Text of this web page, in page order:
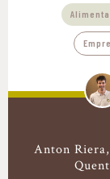
Anton Riera